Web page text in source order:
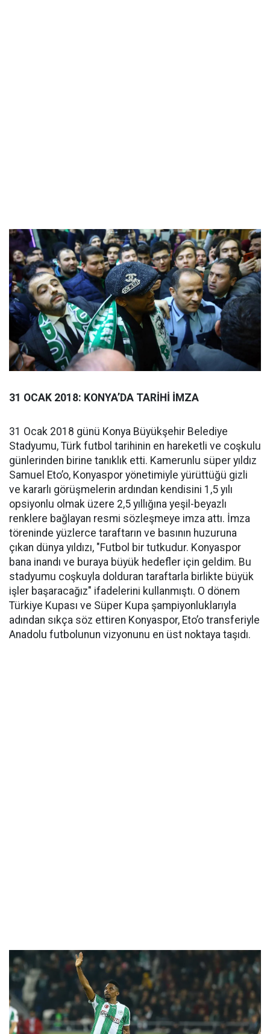
31 OCAK 2018: KONYA’DA TARİHİ İMZA
31 Ocak 2018 günü Konya Büyükşehir Belediye
Stadyumu, Türk futbol tarihinin en hareketli ve coşkulu
günlerinden birine tanıklık etti. Kamerunlu süper yıldız
Samuel Eto’o, Konyaspor yönetimiyle yürüttüğü gizli
ve kararlı görüşmelerin ardından kendisini 1,5 yılı
opsiyonlu olmak üzere 2,5 yıllığına yeşil-beyazlı
renklere bağlayan resmi sözleşmeye imza attı. İmza
töreninde yüzlerce taraftarın ve basının huzuruna
çıkan dünya yıldızı, "Futbol bir tutkudur. Konyaspor
bana inandı ve buraya büyük hedefler için geldim. Bu
stadyumu coşkuyla dolduran taraftarla birlikte büyük
işler başaracağız" ifadelerini kullanmıştı. O dönem
Türkiye Kupası ve Süper Kupa şampiyonluklarıyla
adından sıkça söz ettiren Konyaspor, Eto’o transferiyle
Anadolu futbolunun vizyonunu en üst noktaya taşıdı.